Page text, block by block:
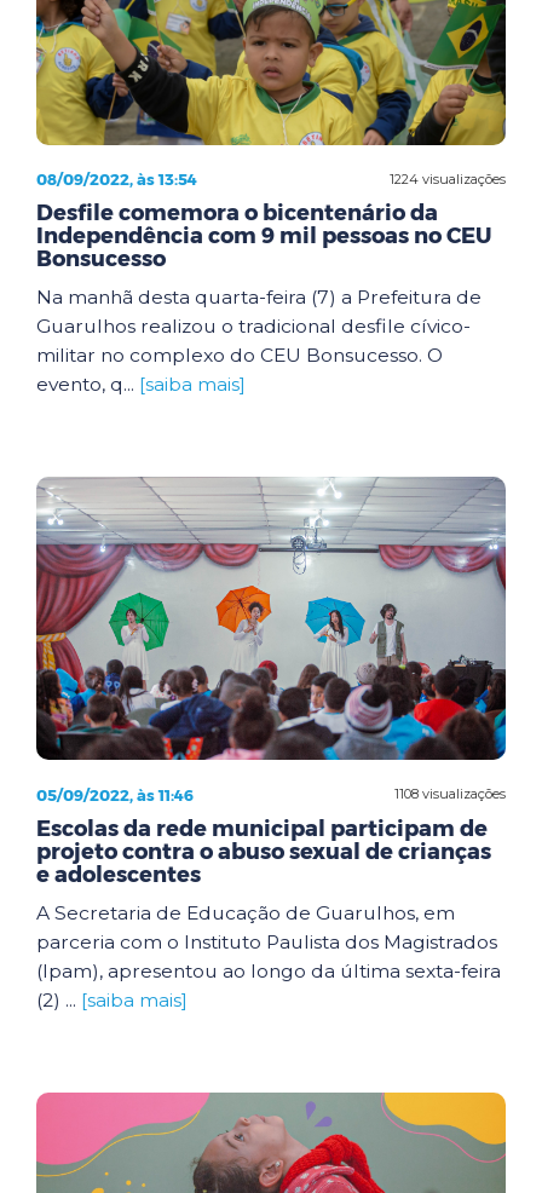
1224 visualizações
08/09/2022, às 13:54
Desfile comemora o bicentenário da
Independência com 9 mil pessoas no CEU
Bonsucesso
Na manhã desta quarta-feira (7) a Prefeitura de
Guarulhos realizou o tradicional desfile cívico-
militar no complexo do CEU Bonsucesso. O
evento, q... [saiba mais]
1108 visualizações
05/09/2022, às 11:46
Escolas da rede municipal participam de
projeto contra o abuso sexual de crianças
e adolescentes
A Secretaria de Educação de Guarulhos, em
parceria com o Instituto Paulista dos Magistrados
(Ipam), apresentou ao longo da última sexta-feira
(2) ... [saiba mais]